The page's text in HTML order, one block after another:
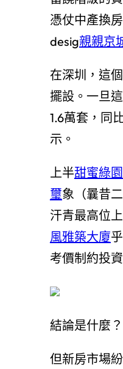
憑仗中產換
desig親親京
在深圳，這
擺設。一旦
1.6萬套，同
示。
上半甜蜜綠
璽象（曩昔
汗青最高位
風雅築大廈
考價制約投
結論是什麼
但新房市場